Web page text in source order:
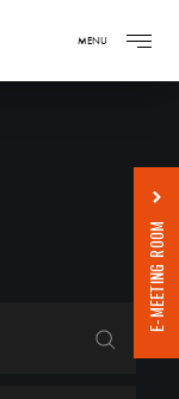
MENU
E-MEETING ROOM